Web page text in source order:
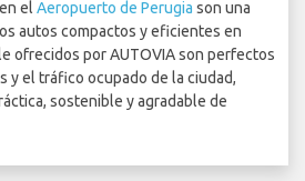
el Aeropuerto de Perugia son una
autos compactos y eficientes en
ofrecidos por AUTOVIA son perfectos
y el tráfico ocupado de la ciudad,
sostenible y agradable de